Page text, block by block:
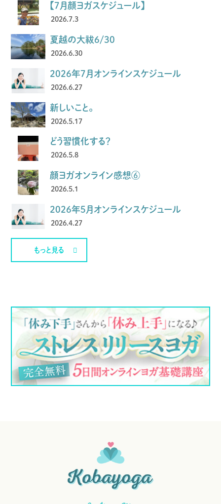
【7月顔ヨガスケジュール】
2026.7.3
夏越の大祓6/30
2026.6.30
2026年7月オンラインスケジュール
2026.6.27
新しいこと。
2026.5.17
どう習慣化する？
2026.5.8
顔ヨガオンライン感想⑥
2026.5.1
2026年5月オンラインスケジュール
2026.4.27
もっと見る